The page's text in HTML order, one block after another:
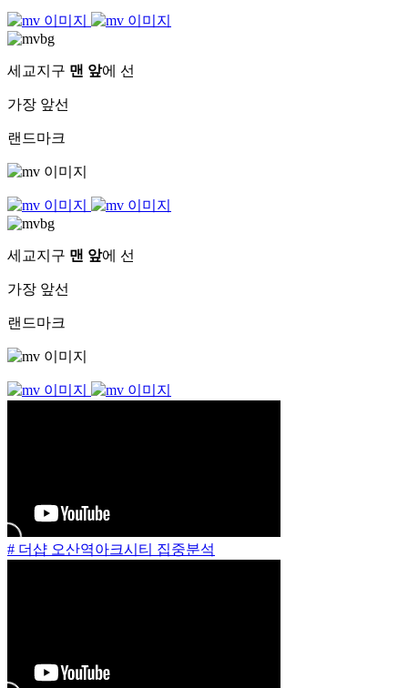
세교지구 맨 앞에 선
가장 앞선
랜드마크
세교지구 맨 앞에 선
가장 앞선
랜드마크
# 더샵 오산역아크시티 집중분석